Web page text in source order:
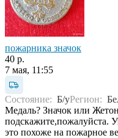
пожарника значок
40 р.
7 мая, 11:55
Состояние: Б/уРегион:
Медаль? Значок или
подскажите,пожалуйста.
это похоже на пожарное